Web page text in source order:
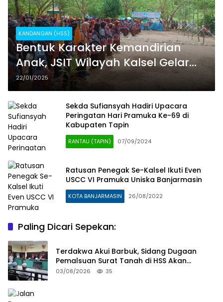
KANDANGAN (HSS)
Bentuk Karakter Kemandirian
Anak, JSIT Wilayah Kalsel Gelar
Kemwil II Sako Pramuka dan
Porsiqu Tahun 2025
22/01/2025
Sekda Sufiansyah Hadiri Upacara
Peringatan Hari Pramuka Ke-69 di
Kabupaten Tapin
RANTAU (TAPIN) 07/09/2024
Ratusan Penegak Se-Kalsel Ikuti Even
USCC VI Pramuka Uniska Banjarmasin
KOTA BANJARMASIN 26/08/2022
Paling Dicari Sepekan:
Terdakwa Akui Barbuk, Sidang Dugaan
Pemalsuan Surat Tanah di HSS Akan
Berlanjut Tuntutan JPU
03/08/2026 35